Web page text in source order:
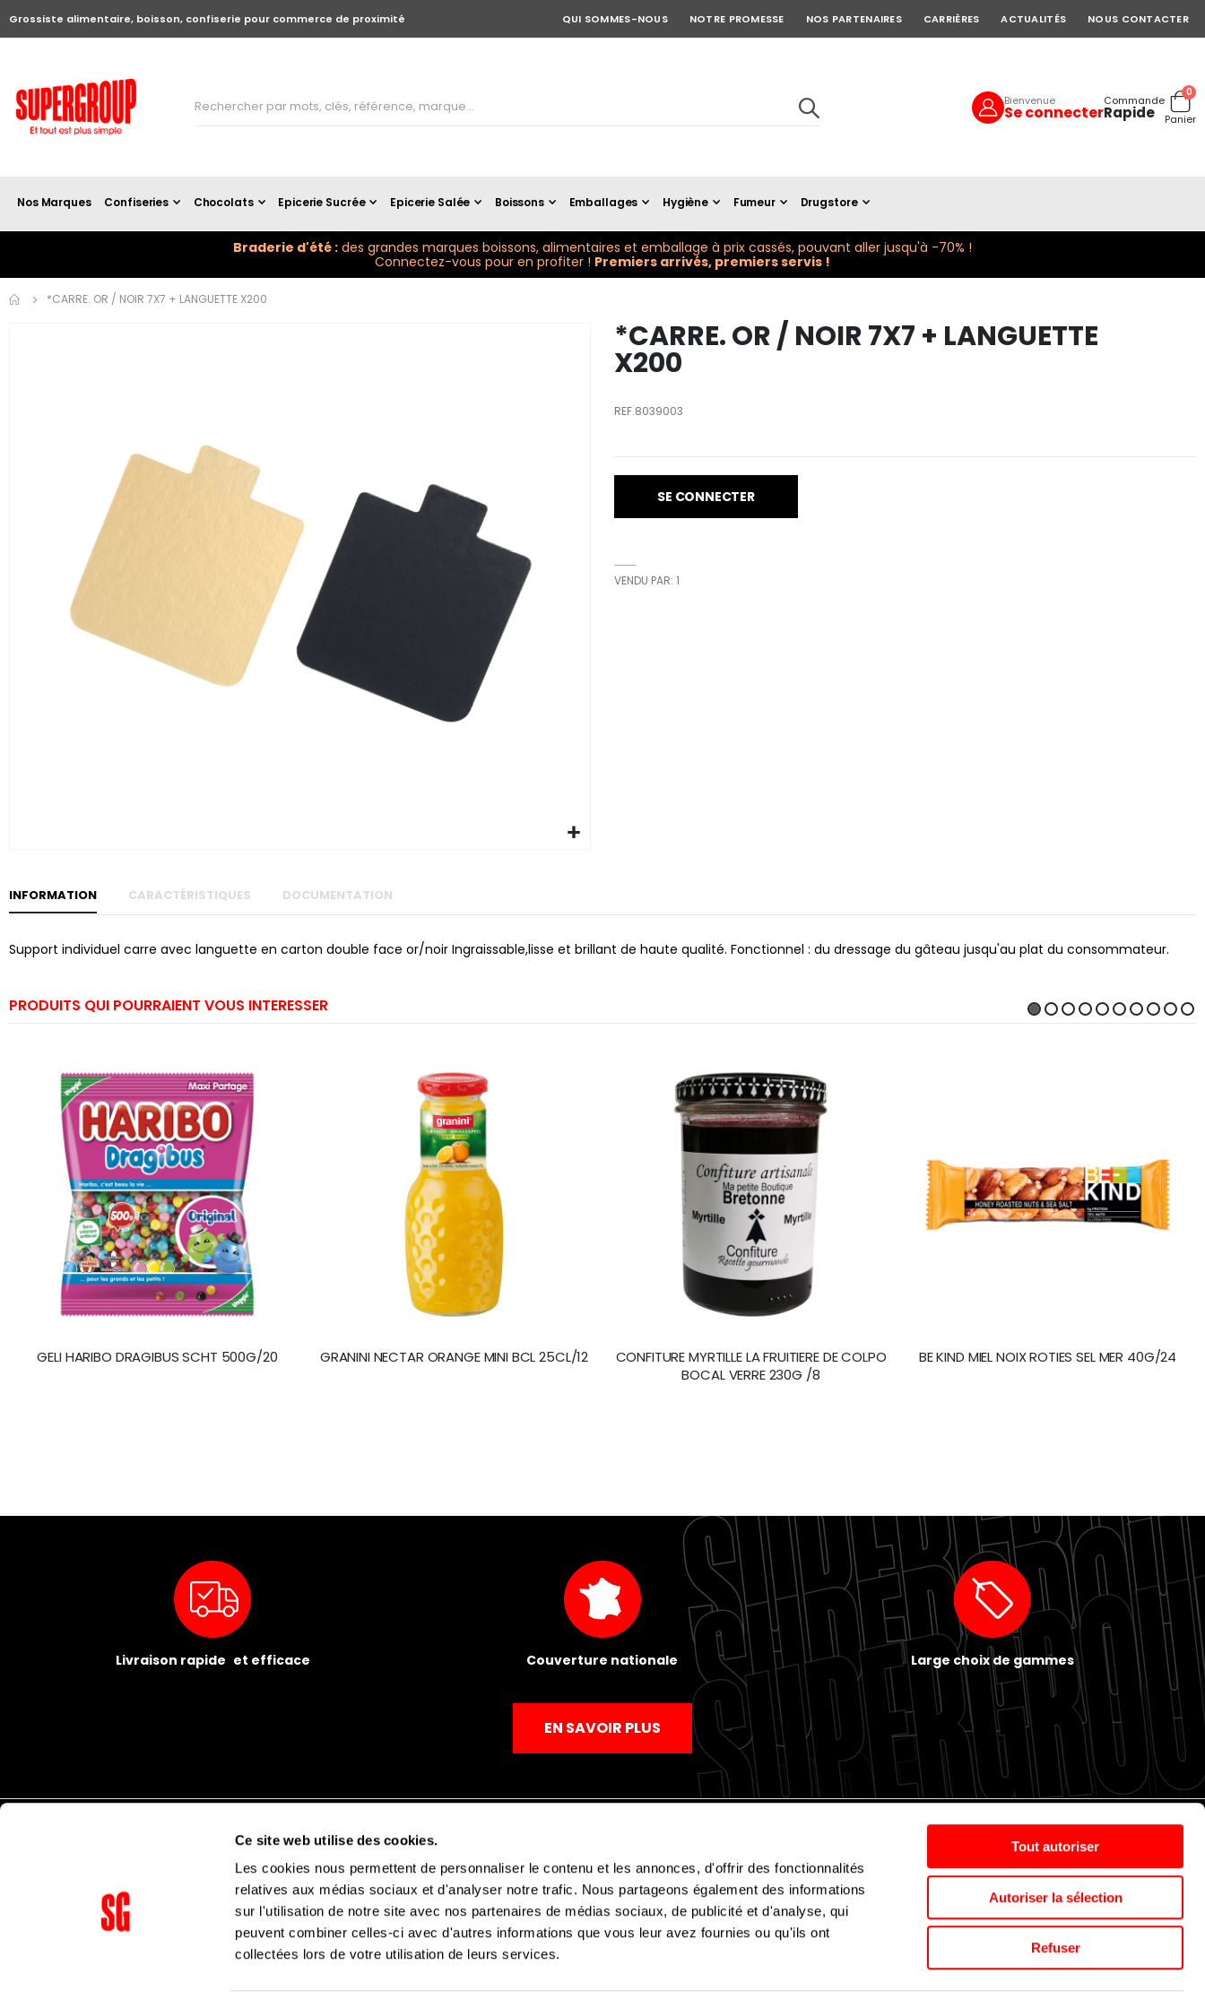
Ce site web utilise des cookies.
Les cookies nous permettent de personnaliser le contenu et les annonces, d'offrir des fonctionnalités
relatives aux médias sociaux et d'analyser notre trafic. Nous partageons également des informations
sur l'utilisation de notre site avec nos partenaires de médias sociaux, de publicité et d'analyse, qui
peuvent combiner celles-ci avec d'autres informations que vous leur avez fournies ou qu'ils ont
collectées lors de votre utilisation de leurs services.
Tout autoriser
Autoriser la sélection
Refuser
Grossiste alimentaire, boisson, confiserie pour commerce de proximité QUI SOMMES-NOUS NOTRE PROMESSE NOS PARTENAIRES CARRIÈRES ACTUALITÉS NOUS CONTACTER
Bienvenue
Se connecter
Commande
Rapide Cart
0
Panier
Nos Marques Confiseries Chocolats Epicerie Sucrée Epicerie Salée Boissons Emballages Hygiène Fumeur Drugstore
Braderie d'été : des grandes marques boissons, alimentaires et emballage à prix cassés, pouvant aller jusqu'à -70% !
Connectez-vous pour en profiter ! Premiers arrivés, premiers servis !
*CARRE. OR / NOIR 7X7 + LANGUETTE X200
the
*CARRE. OR / NOIR 7X7 + LANGUETTE
X200
REF.8039003
SE CONNECTER
VENDU PAR: 1
INFORMATION
Support individuel carre avec languette en carton double face or/noir Ingraissable,lisse et brillant de haute qualité. Fonctionnel : du dressage du gâteau jusqu'au plat du consommateur.
CARACTÉRISTIQUES DOCUMENTATION
PRODUITS QUI POURRAIENT VOUS INTERESSER
GELI HARIBO DRAGIBUS SCHT 500G/20 GRANINI NECTAR ORANGE MINI BCL 25CL/12
CONFITURE MYRTILLE LA FRUITIERE DE COLPO
BOCAL VERRE 230G /8
BE KIND MIEL NOIX ROTIES SEL MER 40G/24
Livraison rapide et efficace Couverture nationale Large choix de gammes
EN SAVOIR PLUS
Mentions légales Politique de confidentialité CGV Politique de cookies Nos agences Espace presse